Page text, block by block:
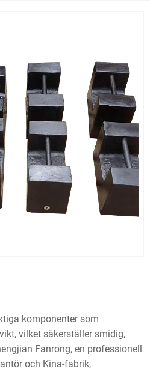
komponenter som
vilket säkerställer smidig,
Fanrong, en professionell
och Kina-fabrik,